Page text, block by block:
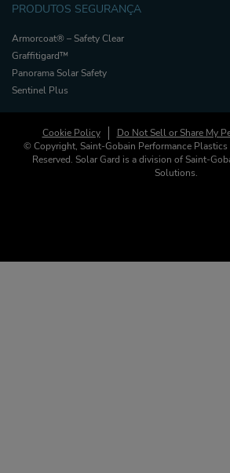
PRODUTOS SEGURANÇA
Armorcoat® – Safety Clear
Graffitigard™
Panorama Solar Safety
Sentinel Plus
Cookie Policy
Do Not Sell or Share My
© Copyright, Saint-Gobain Performance
Reserved. Solar Gard is a division of Saint-
Solutions.